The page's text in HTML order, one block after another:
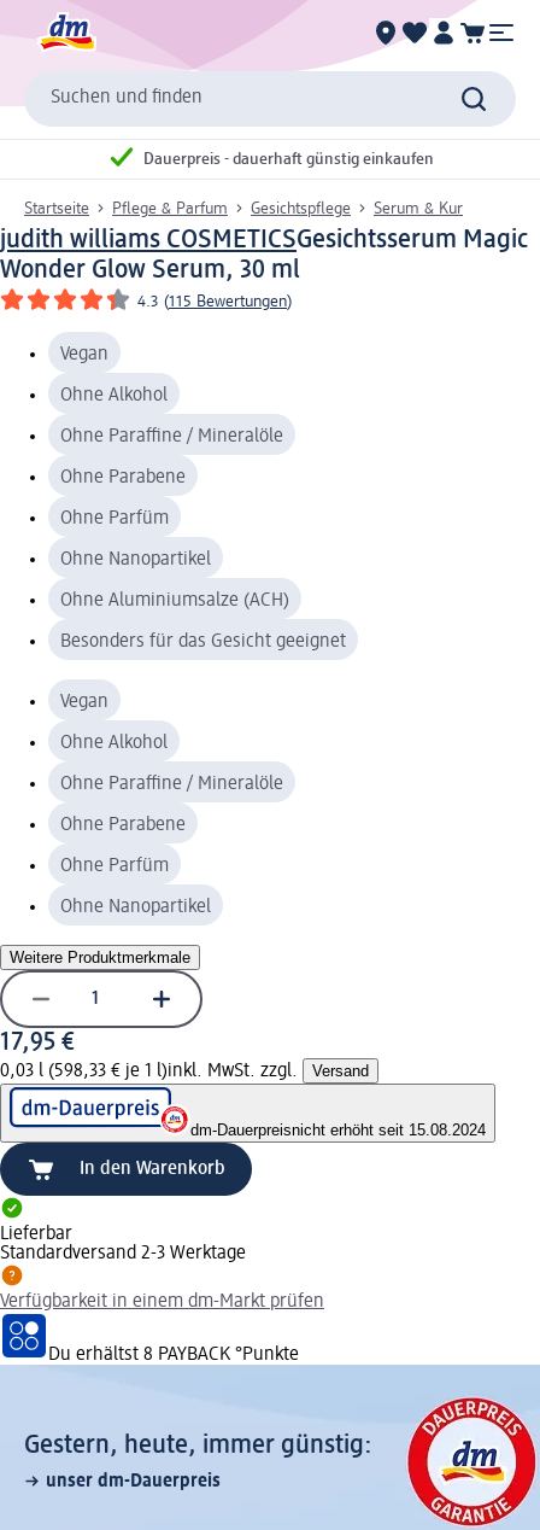
Suchen und finden
Dauerpreis - dauerhaft günstig einkaufen
Startseite Pflege & Parfum Gesichtspflege Serum & Kur
judith williams COSMETICSGesichtsserum Magic
Wonder Glow Serum, 30 ml
4.3 (115 Bewertungen)
Vegan
Ohne Alkohol
Ohne Paraffine / Mineralöle
Ohne Parabene
Ohne Parfüm
Ohne Nanopartikel
Ohne Aluminiumsalze (ACH)
Besonders für das Gesicht geeignet
Vegan
Ohne Alkohol
Ohne Paraffine / Mineralöle
Ohne Parabene
Ohne Parfüm
Ohne Nanopartikel
Weitere Produktmerkmale
17,95 €
0,03 l (598,33 € je 1 l)inkl. MwSt. zzgl. Versand
dm-Dauerpreisnicht erhöht seit 15.08.2024
In den Warenkorb
Lieferbar
Standardversand 2-3 Werktage
Verfügbarkeit in einem dm-Markt prüfen
Du erhältst 8 PAYBACK °Punkte
Gestern, heute, immer günstig:
unser dm-Dauerpreis